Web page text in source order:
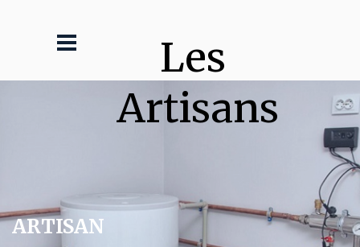
Les
Artisans
ARTISAN